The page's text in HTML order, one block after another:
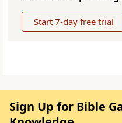
Start 7-day free trial
Sign Up for Bible